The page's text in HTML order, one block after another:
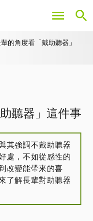
的角度看「戴助聽器」
聽器」這件事
其強調不戴助聽器
處，不如從感性的
改變能帶來的喜
了解長輩對助聽器